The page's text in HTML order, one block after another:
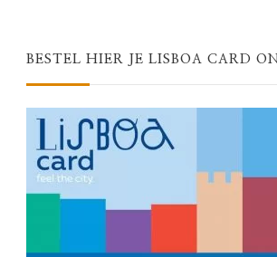
BESTEL HIER JE LISBOA CARD